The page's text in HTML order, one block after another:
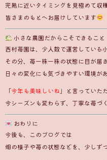
完熟に近いタイミングを見極めて収穫
皆さまのもとへお届けしています
小さな農園だからこそできること
西村苺園は、少人数で運営している
その分、苺一株一株の状態に目が届き
日々の変化にも気づきやすい環境が
「今年も美味しいね 」と言っていた
今シーズンも変わらず、丁寧な苺づ
おわりに
今後も、このブログでは
畑の様子や苺の状態などを、少しず